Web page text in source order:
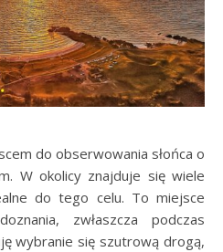
do obserwowania słońca o
W okolicy znajduje się wiele
do tego celu. To miejsce
zwłaszcza podczas
wybranie się szutrową drogą,